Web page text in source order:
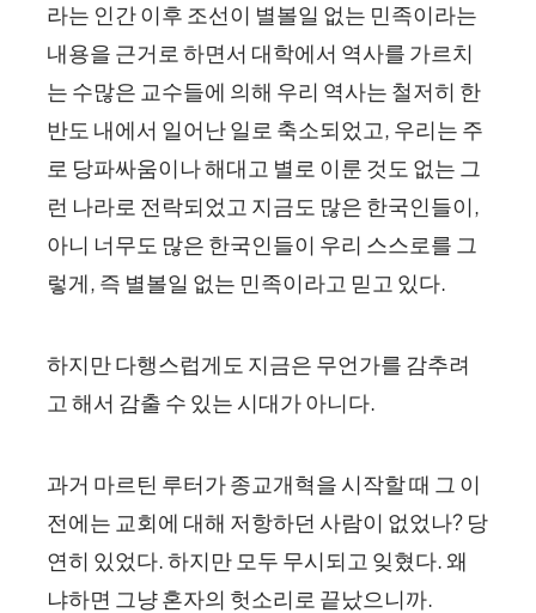
라는 인간 이후 조선이 별볼일 없는 민족이라는
내용을 근거로 하면서 대학에서 역사를 가르치
는 수많은 교수들에 의해 우리 역사는 철저히 한
반도 내에서 일어난 일로 축소되었고, 우리는 주
로 당파싸움이나 해대고 별로 이룬 것도 없는 그
런 나라로 전락되었고 지금도 많은 한국인들이,
아니 너무도 많은 한국인들이 우리 스스로를 그
렇게, 즉 별볼일 없는 민족이라고 믿고 있다.
하지만 다행스럽게도 지금은 무언가를 감추려
고 해서 감출 수 있는 시대가 아니다.
과거 마르틴 루터가 종교개혁을 시작할 때 그 이
전에는 교회에 대해 저항하던 사람이 없었나? 당
연히 있었다. 하지만 모두 무시되고 잊혔다. 왜
냐하면 그냥 혼자의 헛소리로 끝났으니까.